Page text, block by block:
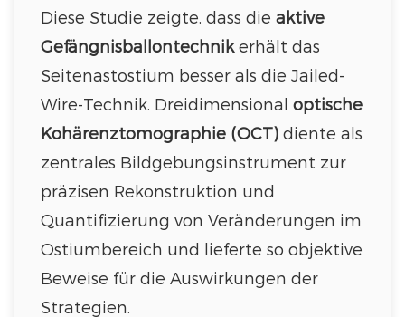
Diese Studie zeigte, dass die aktive
Gefängnisballontechnikerhält das
Seitenastostium besser als die Jailed-
Wire-Technik. Dreidimensional optische
Kohärenztomographie (OCT) diente als
zentrales Bildgebungsinstrument zur
präzisen Rekonstruktion und
Quantifizierung von Veränderungen im
Ostiumbereich und lieferte so objektive
Beweise für die Auswirkungen der
Strategien.